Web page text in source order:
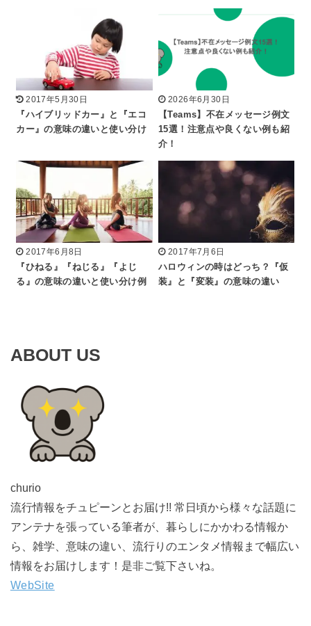
2017年5月30日
『ハイブリッドカー』と『エコ
カー』の意味の違いと使い分け
2026年6月30日
【Teams】不在メッセージ例文
15選！注意点や良くない例も紹
介！
2017年6月8日
『ひねる』『ねじる』『よじ
る』の意味の違いと使い分け例
2017年7月6日
ハロウィンの時はどっち？『仮
装』と『変装』の意味の違い
ABOUT US
churio
流行情報をチュピーンとお届け!! 常日頃から様々な話題に
アンテナを張っている筆者が、暮らしにかかわる情報か
ら、雑学、意味の違い、流行りのエンタメ情報まで幅広い
情報をお届けします！是非ご覧下さいね。
WebSite